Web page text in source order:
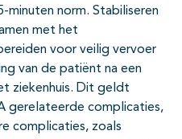
norm. Stabiliseren
met het
voor veilig vervoer
van de patiënt na een
ziekenhuis. Dit geldt
gerelateerde complicaties,
complicaties, zoals